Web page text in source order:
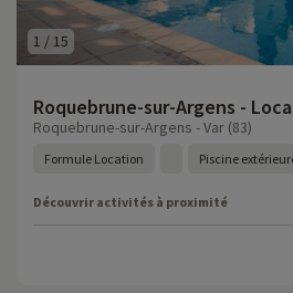
1 / 15
Roquebrune-sur-Argens -
Roquebrune-sur-Argens - Var (83)
Formule Location Piscine
Découvrir activités à proximité